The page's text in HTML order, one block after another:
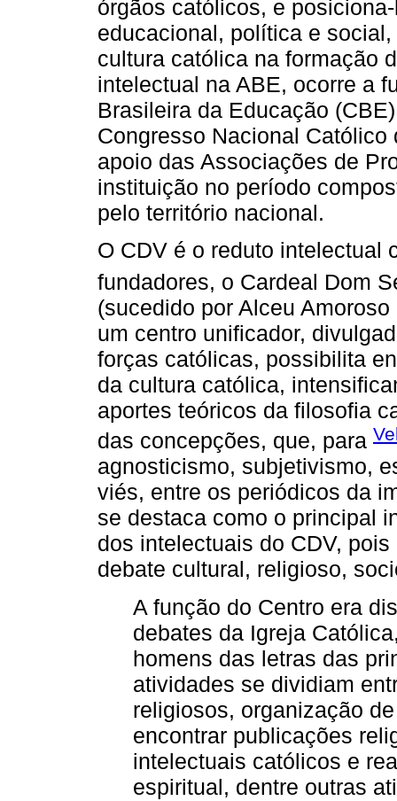
órgãos católicos, e
educacional, política e
cultura católica na formação
intelectual na ABE, ocorre a
Brasileira da Educação
Congresso Nacional
apoio das Associações de
instituição no período
pelo território nacional.
O CDV é o reduto intelectual
fundadores, o Cardeal Dom
(sucedido por Alceu
um centro unificador,
forças católicas, possibilita
da cultura católica,
aportes teóricos da filosofia
das concepções, que, para
agnosticismo, subjetivismo,
viés, entre os periódicos da
se destaca como o principal
dos intelectuais do CDV,
debate cultural, religioso,
A função do Centro era
debates da Igreja
homens das letras das
atividades se dividiam
religiosos, organização
encontrar publicações
intelectuais católicos e
espiritual, dentre outras